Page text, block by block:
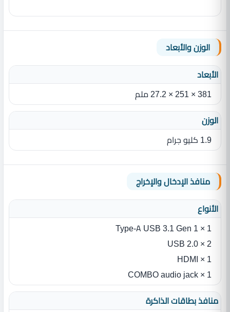
الوزن والأبعاد
الأبعاد
381 × 251 × 27.2 ملم
الوزن
1.9 كليو جرام
منافذ الإدخال والإخراج
الأنواع
1 × Type-A USB 3.1 Gen 1
2 × USB 2.0
1 × HDMI
1 × COMBO audio jack
منافذ بطاقات الذاكرة